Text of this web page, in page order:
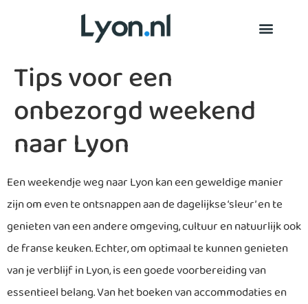
Tips voor een
onbezorgd weekend
naar Lyon
Een weekendje weg naar Lyon kan een geweldige manier
zijn om even te ontsnappen aan de dagelijkse ‘sleur’ en te
genieten van een andere omgeving, cultuur en natuurlijk ook
de franse keuken. Echter, om optimaal te kunnen genieten
van je verblijf in Lyon, is een goede voorbereiding van
essentieel belang. Van het boeken van accommodaties en